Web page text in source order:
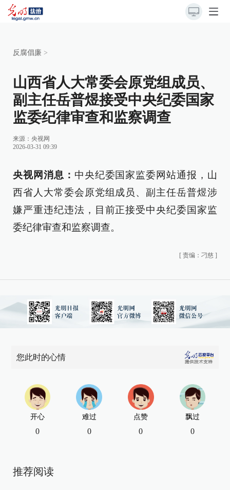
反腐倡廉 >
山西省人大常委会原党组成员、
副主任岳普煜接受中央纪委国家
监委纪律审查和监察调查
来源： 央视网
2026-03-31 09:39
央视网消息： 中央纪委国家监委网站通报，山
西省人大常委会原党组成员、副主任岳普煜涉
嫌严重违纪违法，目前正接受中央纪委国家监
委纪律审查和监察调查。
[ 责编：刁慈 ]
您此时的心情
开心
0
难过
0
点赞
0
飘过
0
推荐阅读